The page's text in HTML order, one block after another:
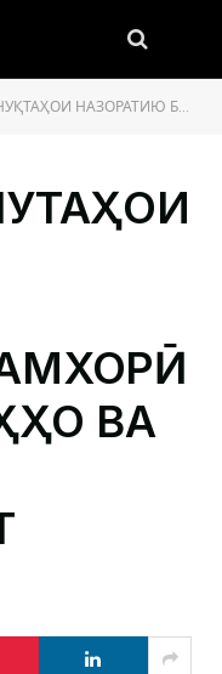
ХАДАМОТ: ҒАМХОРӢ ДАР ҲАҚҚИ РОҲҲО ВА ТАЪМИНИ ШАФФОФИЯТ
ВА